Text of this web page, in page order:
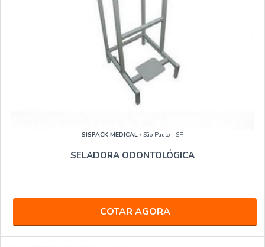
SISPACK MEDICAL / São Paulo - SP
SELADORA ODONTOLÓGICA
COTAR AGORA